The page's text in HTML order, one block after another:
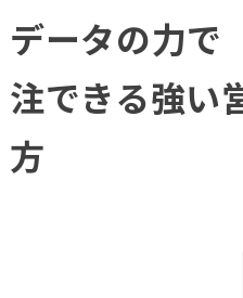
データの力で
注できる強い
方